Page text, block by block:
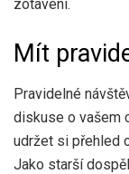
zotavení.
Mít
Pravidelné
diskuse o vašem
udržet si přehled
Jako starší